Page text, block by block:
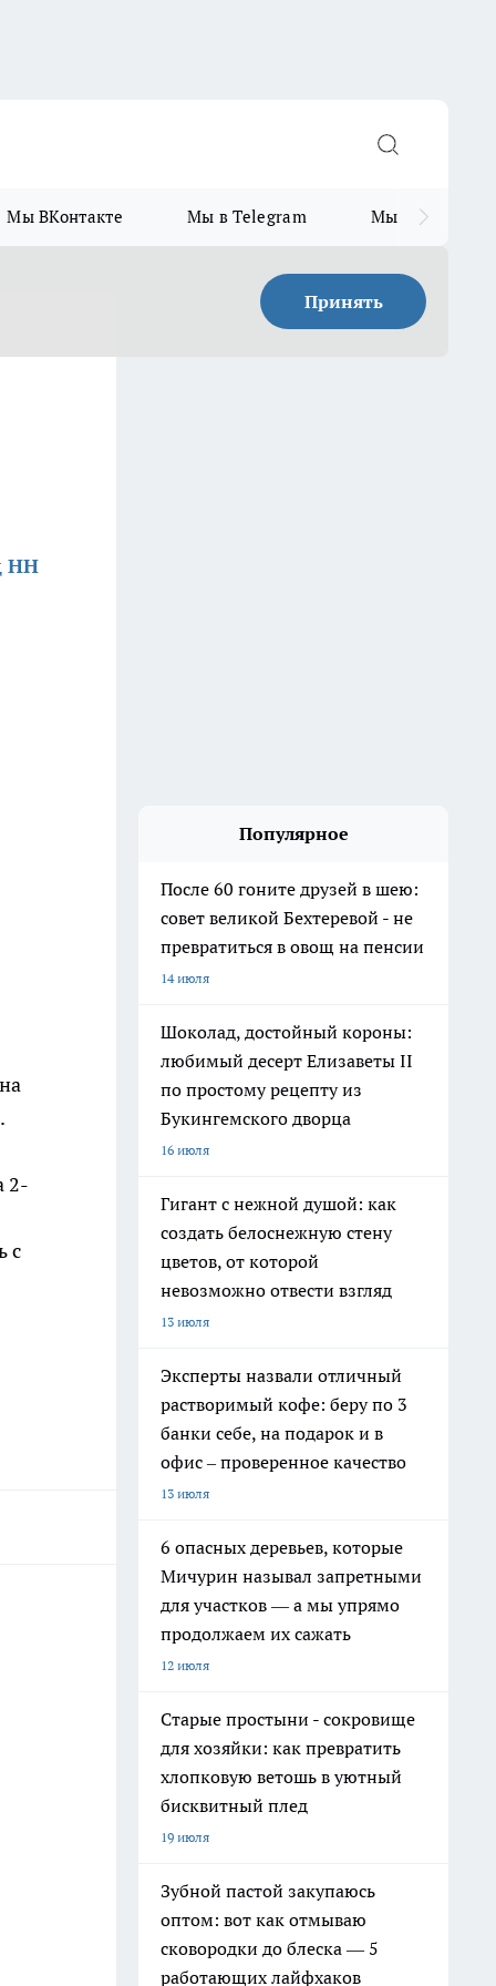
Мы ВКонтакте Мы в Telegram Мы в MAX
Принять
НН
.
2-
с
Популярное
После 60 гоните друзей в шею:
совет великой Бехтеревой - не
превратиться в овощ на пенсии
14 июля
Шоколад, достойный короны:
любимый десерт Елизаветы II
по простому рецепту из
Букингемского дворца
16 июля
Гигант с нежной душой: как
создать белоснежную стену
цветов, от которой
невозможно отвести взгляд
13 июля
Эксперты назвали отличный
растворимый кофе: беру по 3
банки себе, на подарок и в
офис – проверенное качество
13 июля
6 опасных деревьев, которые
Мичурин называл запретными
для участков — а мы упрямо
продолжаем их сажать
12 июля
Старые простыни - сокровище
для хозяйки: как превратить
хлопковую ветошь в уютный
бисквитный плед
19 июля
Зубной пастой закупаюсь
оптом: вот как отмываю
сковородки до блеска — 5
работающих лайфхаков